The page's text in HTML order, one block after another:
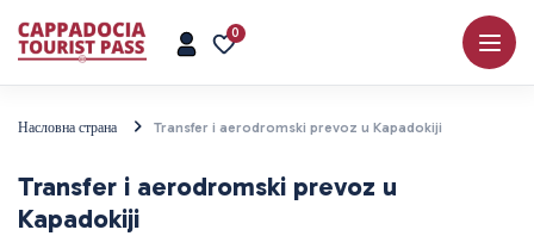
0
Насловна страна Transfer i aerodromski prevoz u Kapadokiji
Transfer i aerodromski prevoz u
Kapadokiji